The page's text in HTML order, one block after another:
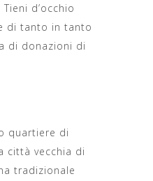
d’occhio
di tanto in tanto
di donazioni di
quartiere di
città vecchia di
tradizionale